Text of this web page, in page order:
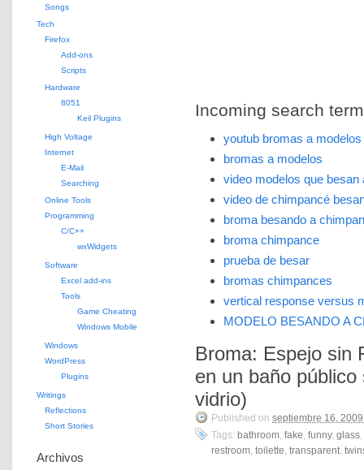
Incoming search
youtub bromas a modelos
bromas a modelos
video modelos que besan
video de chimpancé
broma besando a
broma chimpance
prueba de besar
bromas chimpances
vertical response versus
MODELO BESANDO A
Broma: Espejo sin
en un baño
vidrio)
Published on septiembre 16, 2009
Tags: bathroom, fake, funny, glass,
restroom, toilette, transparent,
Songs
Tech
Firefox
Add-ons
Scripts
Hardware
8051
Keil Plugins
High Voltage
Internet
E-Mail
Searching
Online Tools
Programming
C/C++
wxWidgets
Software
Excel add-ins
Tools
Game Cheating
Windows Mobile
Windows
WordPress
Plugins
Writings
Reflections
Short Stories
Archivos